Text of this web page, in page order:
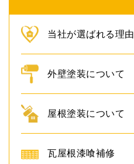
当社が選ばれる理由
外壁塗装について
屋根塗装について
瓦屋根漆喰補修